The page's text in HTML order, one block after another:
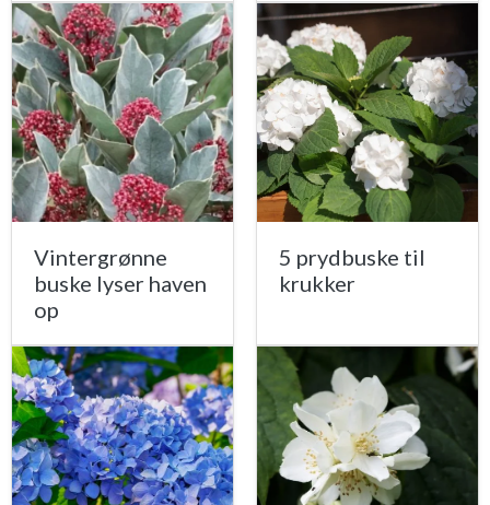
Vintergrønne
buske lyser haven
op
5 prydbuske til
krukker